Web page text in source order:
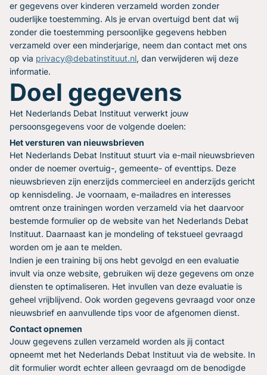
er gegevens over kinderen verzameld worden zonder
ouderlijke toestemming. Als je ervan overtuigd bent dat wij
zonder die toestemming persoonlijke gegevens hebben
verzameld over een minderjarige, neem dan contact met ons
op via privacy@debatinstituut.nl, dan verwijderen wij deze
informatie.
Doel gegevens
Het Nederlands Debat Instituut verwerkt jouw
persoonsgegevens voor de volgende doelen:
Het versturen van nieuwsbrieven
Het Nederlands Debat Instituut stuurt via e-mail nieuwsbrieven
onder de noemer overtuig-, gemeente- of eventtips. Deze
nieuwsbrieven zijn enerzijds commercieel en anderzijds gericht
op kennisdeling. Je voornaam, e-mailadres en interesses
omtrent onze trainingen worden verzameld via het daarvoor
bestemde formulier op de website van het Nederlands Debat
Instituut. Daarnaast kan je mondeling of tekstueel gevraagd
worden om je aan te melden.
Indien je een training bij ons hebt gevolgd en een evaluatie
invult via onze website, gebruiken wij deze gegevens om onze
diensten te optimaliseren. Het invullen van deze evaluatie is
geheel vrijblijvend. Ook worden gegevens gevraagd voor onze
nieuwsbrief en aanvullende tips voor de afgenomen dienst.
Contact opnemen
Jouw gegevens zullen verzameld worden als jij contact
opneemt met het Nederlands Debat Instituut via de website. In
dit formulier wordt echter alleen gevraagd om de benodigde